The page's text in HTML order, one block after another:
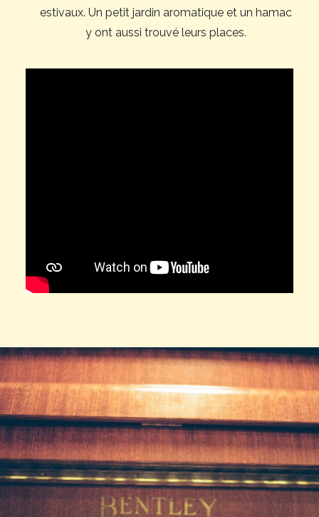
estivaux. Un petit jardin aromatique et un hamac
y ont aussi trouvé leurs places.